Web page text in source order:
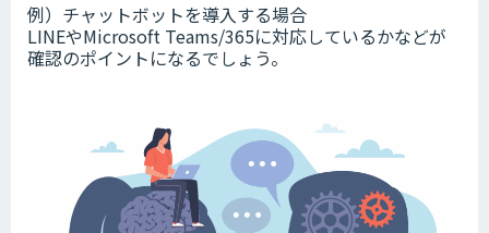
例）チャットボットを導入する場合
LINEやMicrosoft Teams/365に対応しているかなどが
確認のポイントになるでしょう。